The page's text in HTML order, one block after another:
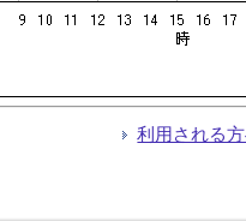
利用される